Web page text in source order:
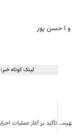
و ا حسن پور
لینک کوتاه خبر:
تصویب اولین شهرک مسکونی خراسان جنوبی در شورای عالی شهرسازی و معماری ایران